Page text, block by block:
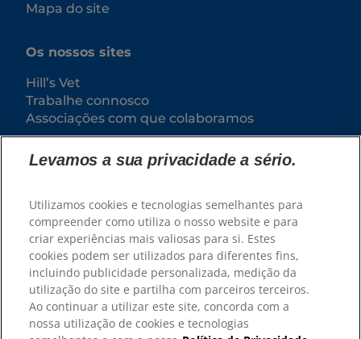
Mapa do site
Os nossos sites
Hill’s Vet
Trabalhe connosco
Associações com que colaboramos
© 2025 Hill's Pet Nutrition, Inc.
Exceto indicação específica em contrário, a
utilização do símbolo de marca comercial "™" neste
site designa as marcas comerciais que são
Levamos a sua privacidade a sério.
Utilizamos cookies e tecnologias semelhantes para
compreender como utiliza o nosso website e para
criar experiências mais valiosas para si. Estes
cookies podem ser utilizados para diferentes fins,
incluindo publicidade personalizada, medição da
utilização do site e partilha com parceiros terceiros.
Ao continuar a utilizar este site, concorda com a
nossa utilização de cookies e tecnologias